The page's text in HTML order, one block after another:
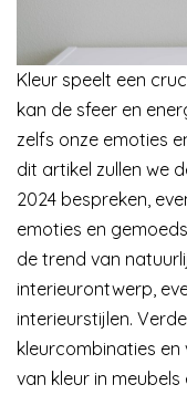
Kleur speelt een
kan de sfeer en
zelfs onze emoties
dit artikel zullen we
2024 bespreken,
emoties en
de trend van
interieurontwerp,
interieurstijlen.
kleurcombinaties en
van kleur in